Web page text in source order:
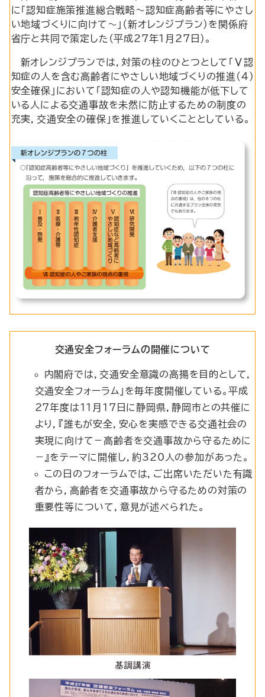
に「認知症施策推進総合戦略～認知症高齢者等にやさし
い地域づくりに向けて～」（新オレンジプラン）を関係府
省庁と共同で策定した（平成27年1月27日）。
新オレンジプランでは，対策の柱のひとつとして「Ⅴ認
知症の人を含む高齢者にやさしい地域づくりの推進(4)
安全確保」において「認知症の人や認知機能が低下して
いる人による交通事故を未然に防止するための制度の
充実，交通安全の確保」を推進していくこととしている。
交通安全フォーラムの開催について
内閣府では，交通安全意識の高揚を目的として，
交通安全フォーラム」を毎年度開催している。平成
27年度は11月17日に静岡県，静岡市との共催に
より，『誰もが安全，安心を実感できる交通社会の
実現に向けて－高齢者を交通事故から守るために
－』をテーマに開催し，約320人の参加があった。
この日のフォーラムでは，ご出席いただいた有識
者から，高齢者を交通事故から守るための対策の
重要性等について，意見が述べられた。